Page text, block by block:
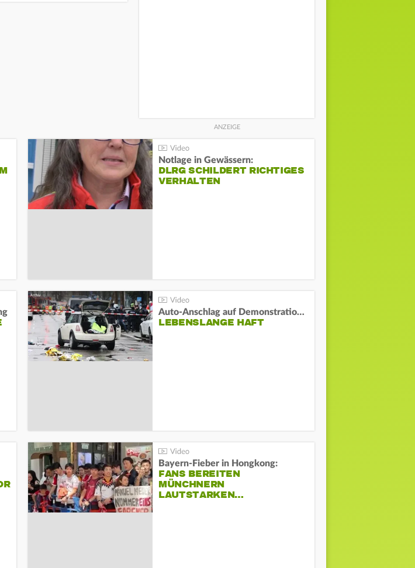
Notlage in Gewässern:
DLRG SCHILDERT RICHTIGES
VERHALTEN
Auto-Anschlag auf Demonstration in München:
LEBENSLANGE HAFT
Bayern-Fieber in Hongkong:
FANS BEREITEN
MÜNCHNERN
LAUTSTARKEN…